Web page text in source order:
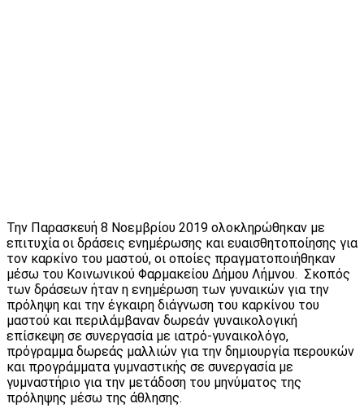
Την Παρασκευή 8 Νοεμβρίου 2019 ολοκληρώθηκαν με
επιτυχία οι δράσεις ενημέρωσης και ευαισθητοποίησης για
τον καρκίνο του μαστού, οι οποίες πραγματοποιήθηκαν
μέσω του Κοινωνικού Φαρμακείου Δήμου Λήμνου. Σκοπός
των δράσεων ήταν η ενημέρωση των γυναικών για την
πρόληψη και την έγκαιρη διάγνωση του καρκίνου του
μαστού και περιλάμβαναν δωρεάν γυναικολογική
επίσκεψη σε συνεργασία με ιατρό-γυναικολόγο,
πρόγραμμα δωρεάς μαλλιών για την δημιουργία περουκών
και προγράμματα γυμναστικής σε συνεργασία με
γυμναστήριο για την μετάδοση του μηνύματος της
πρόληψης μέσω της άθλησης.